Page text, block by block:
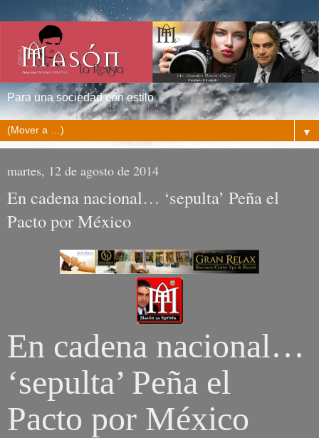
Para una sociedad con estilo
▼
martes, 12 de agosto de 2014
En cadena nacional… ‘sepulta’ Peña el
Pacto por México
En cadena nacional…
‘sepulta’ Peña el
Pacto por México